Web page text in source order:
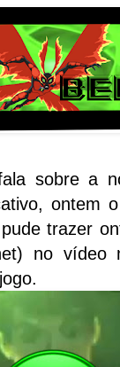
sobre a
ontem
trazer
no vídeo